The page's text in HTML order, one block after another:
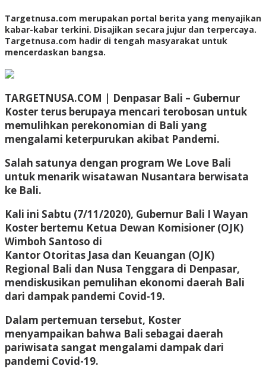
Targetnusa.com merupakan portal berita yang menyajikan
kabar-kabar terkini. Disajikan secara jujur dan terpercaya.
Targetnusa.com hadir di tengah masyarakat untuk
mencerdaskan bangsa.
TARGETNUSA.COM | Denpasar Bali – Gubernur
Koster terus berupaya mencari terobosan untuk
memulihkan perekonomian di Bali yang
mengalami keterpurukan akibat Pandemi.
Salah satunya dengan program We Love Bali
untuk menarik wisatawan Nusantara berwisata
ke Bali.
Kali ini Sabtu (7/11/2020), Gubernur Bali I Wayan
Koster bertemu Ketua Dewan Komisioner (OJK)
Wimboh Santoso di
Kantor Otoritas Jasa dan Keuangan (OJK)
Regional Bali dan Nusa Tenggara di Denpasar,
mendiskusikan pemulihan ekonomi daerah Bali
dari dampak pandemi Covid-19.
Dalam pertemuan tersebut, Koster
menyampaikan bahwa Bali sebagai daerah
pariwisata sangat mengalami dampak dari
pandemi Covid-19.